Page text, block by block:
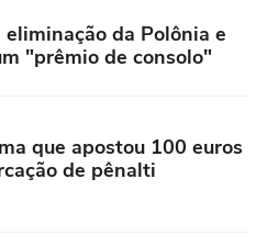
da Polônia e
"prêmio de consolo"
que apostou 100 euros
de pênalti